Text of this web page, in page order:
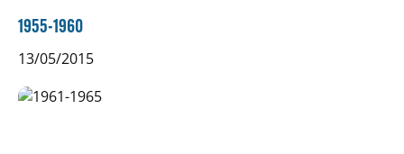
1955-1960
13/05/2015